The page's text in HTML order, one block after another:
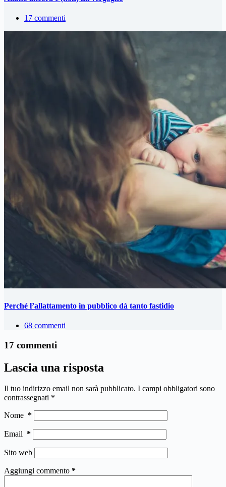
17 commenti
Perché l’allattamento in pubblico dà tanto fastidio
68 commenti
17 commenti
Lascia una risposta
Il tuo indirizzo email non sarà pubblicato. I campi obbligatori sono
contrassegnati *
Nome *
Email *
Sito web
Aggiungi commento *